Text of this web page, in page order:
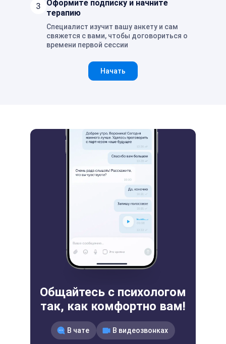
Оформите подписку и начните
терапию
Специалист изучит вашу анкету и сам
свяжется с вами, чтобы договориться о
времени первой сессии
Начать
Общайтесь с психологом
так, как комфортно вам!
В чате В видеозвонках